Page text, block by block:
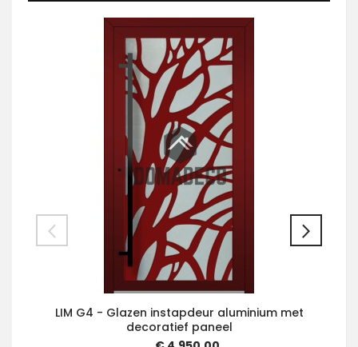
LIM G4 - Glazen instapdeur aluminium met
decoratief paneel